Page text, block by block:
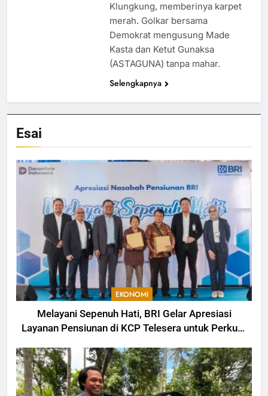
Klungkung, memberinya karpet
merah. Golkar bersama
Demokrat mengusung Made
Kasta dan Ketut Gunaksa
(ASTAGUNA) tanpa mahar.
Selengkapnya
Esai
EKONOMI
Melayani Sepenuh Hati, BRI Gelar Apresiasi
Layanan Pensiunan di KCP Telesera untuk Perkuat